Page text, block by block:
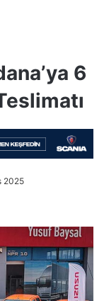
6
2025